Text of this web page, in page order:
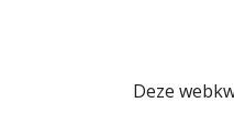
Deze